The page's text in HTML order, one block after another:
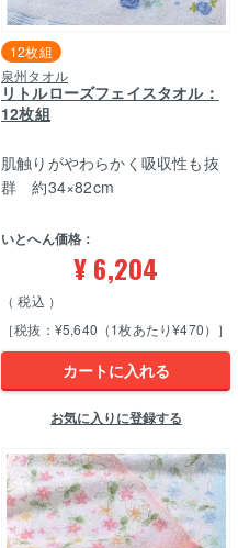
泉州タオル
リトルローズフェイスタオル：
12枚組
12枚組
いとへん価格：
¥6,204
税込
［税抜：¥5,640（1枚あたり¥470）］
肌触りがやわらかく吸収性も抜
群 約34×82cm
カートに入れる
お気に入りに登録する